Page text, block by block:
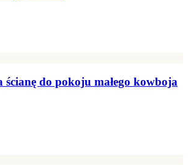
do pokoju małego kowboja